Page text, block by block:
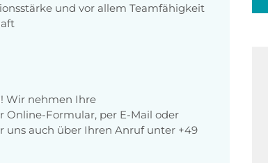
und vor allem Teamfähigkeit
Wir nehmen Ihre
Online-Formular, per E-Mail oder
uns auch über Ihren Anruf unter +49